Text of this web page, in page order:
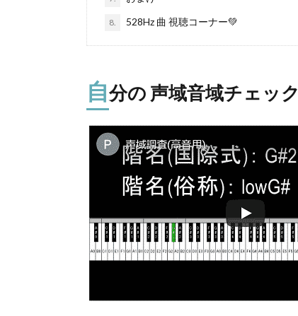
8. 528Hz 曲 視聴コーナー💚
自分の 声域音域チェック